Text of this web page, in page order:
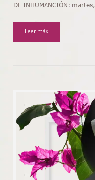
DE INHUMANCIÓN:
Leer más